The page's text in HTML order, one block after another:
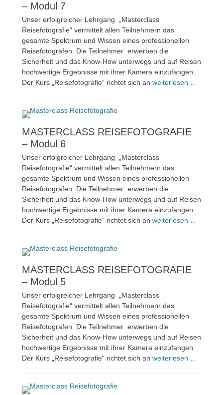
– Modul 7
Unser erfolgreicher Lehrgang „Masterclass
Reisefotografie“ vermittelt allen Teilnehmern das
gesamte Spektrum und Wissen eines professionellen
Reisefotografen. Die Teilnehmer erwerben die
Sicherheit und das Know-How unterwegs und auf Reisen
hochwertige Ergebnisse mit ihrer Kamera einzufangen.
Der Kurs „Reisefotografie“ richtet sich an weiterlesen …
MASTERCLASS REISEFOTOGRAFIE
– Modul 6
Unser erfolgreicher Lehrgang „Masterclass
Reisefotografie“ vermittelt allen Teilnehmern das
gesamte Spektrum und Wissen eines professionellen
Reisefotografen. Die Teilnehmer erwerben die
Sicherheit und das Know-How unterwegs und auf Reisen
hochwertige Ergebnisse mit ihrer Kamera einzufangen.
Der Kurs „Reisefotografie“ richtet sich an weiterlesen …
MASTERCLASS REISEFOTOGRAFIE
– Modul 5
Unser erfolgreicher Lehrgang „Masterclass
Reisefotografie“ vermittelt allen Teilnehmern das
gesamte Spektrum und Wissen eines professionellen
Reisefotografen. Die Teilnehmer erwerben die
Sicherheit und das Know-How unterwegs und auf Reisen
hochwertige Ergebnisse mit ihrer Kamera einzufangen.
Der Kurs „Reisefotografie“ richtet sich an weiterlesen …